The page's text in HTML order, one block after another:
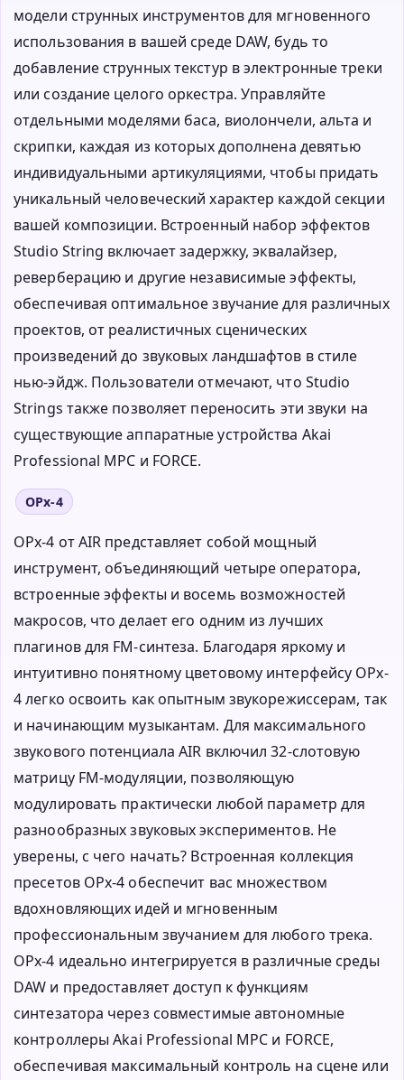
модели струнных инструментов для мгновенного
использования в вашей среде DAW, будь то
добавление струнных текстур в электронные треки
или создание целого оркестра. Управляйте
отдельными моделями баса, виолончели, альта и
скрипки, каждая из которых дополнена девятью
индивидуальными артикуляциями, чтобы придать
уникальный человеческий характер каждой секции
вашей композиции. Встроенный набор эффектов
Studio String включает задержку, эквалайзер,
реверберацию и другие независимые эффекты,
обеспечивая оптимальное звучание для различных
проектов, от реалистичных сценических
произведений до звуковых ландшафтов в стиле
нью-эйдж. Пользователи отмечают, что Studio
Strings также позволяет переносить эти звуки на
существующие аппаратные устройства Akai
Professional MPC и FORCE.
OPx-4
OPx-4 от AIR представляет собой мощный
инструмент, объединяющий четыре оператора,
встроенные эффекты и восемь возможностей
макросов, что делает его одним из лучших
плагинов для FM-синтеза. Благодаря яркому и
интуитивно понятному цветовому интерфейсу OPx-
4 легко освоить как опытным звукорежиссерам, так
и начинающим музыкантам. Для максимального
звукового потенциала AIR включил 32-слотовую
матрицу FM-модуляции, позволяющую
модулировать практически любой параметр для
разнообразных звуковых экспериментов. Не
уверены, с чего начать? Встроенная коллекция
пресетов OPx-4 обеспечит вас множеством
вдохновляющих идей и мгновенным
профессиональным звучанием для любого трека.
OPx-4 идеально интегрируется в различные среды
DAW и предоставляет доступ к функциям
синтезатора через совместимые автономные
контроллеры Akai Professional MPC и FORCE,
обеспечивая максимальный контроль на сцене или